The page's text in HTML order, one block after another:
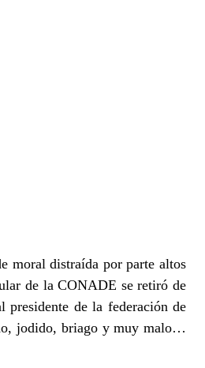
moral distraída por parte altos
de la CONADE se retiró de
presidente de la federación de
jodido, briago y muy malo…